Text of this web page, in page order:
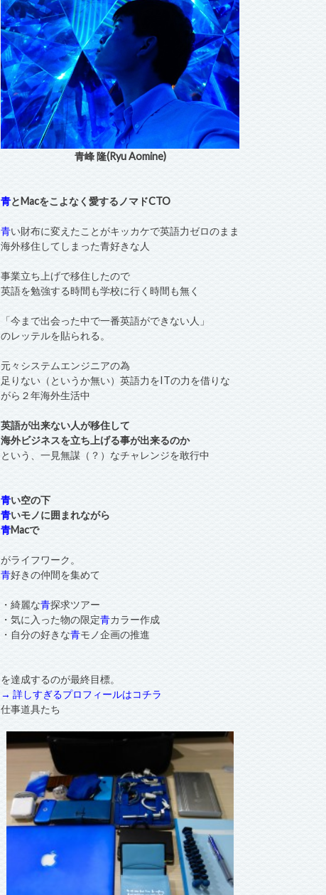
青峰 隆(Ryu Aomine)
青とMacをこよなく愛するノマドCTO
青い財布に変えたことがキッカケで英語力ゼロのまま
海外移住してしまった青好きな人
事業立ち上げで移住したので
英語を勉強する時間も学校に行く時間も無く
「今まで出会った中で一番英語ができない人」
のレッテルを貼られる。
元々システムエンジニアの為
足りない（というか無い）英語力をITの力を借りな
がら２年海外生活中
英語が出来ない人が移住して
海外ビジネスを立ち上げる事が出来るのか
という、一見無謀（？）なチャレンジを敢行中
青い空の下
青いモノに囲まれながら
青Macで
がライフワーク。
青好きの仲間を集めて
・綺麗な青探求ツアー
・気に入った物の限定青カラー作成
・自分の好きな青モノ企画の推進
を達成するのが最終目標。
→ 詳しすぎるプロフィールはコチラ
仕事道具たち